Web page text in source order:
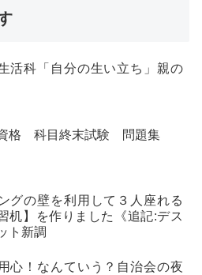
活科「自分の生い立ち」親の
格 科目終末試験 問題集
グの壁を利用して３人座れる
机】を作りました《追記:デス
ト新調
心！なんていう？自治会の夜